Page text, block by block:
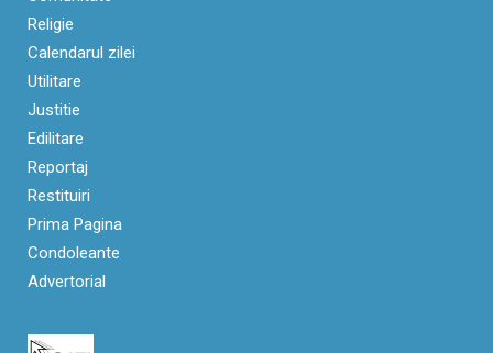
Religie
Calendarul zilei
Utilitare
Justitie
Edilitare
Reportaj
Restituiri
Prima Pagina
Condoleante
Advertorial